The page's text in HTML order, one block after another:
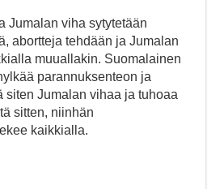
Jumalan viha sytytetään
abortteja tehdään ja Jumalan
muuallakin. Suomalainen
parannuksenteon ja
siten Jumalan vihaa ja tuhoaa
sitten, niinhän
kaikkialla.